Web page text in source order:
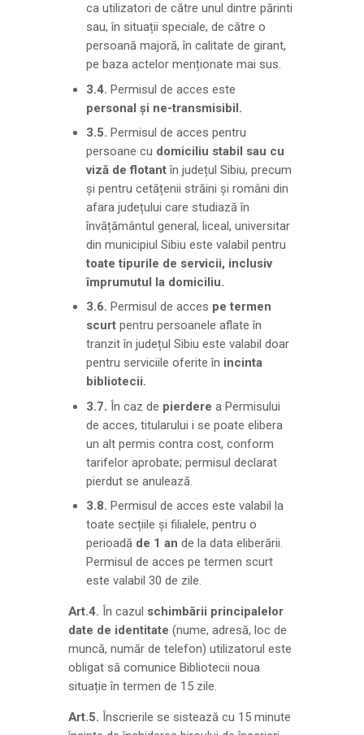
ca utilizatori de către unul dintre părinti
sau, în situații speciale, de către o
persoană majoră, în calitate de girant,
pe baza actelor menționate mai sus.
3.4. Permisul de acces este
personal și ne-transmisibil.
3.5. Permisul de acces pentru
persoane cu domiciliu stabil sau cu
viză de flotantîn județul Sibiu, precum
şi pentru cetățenii străini și români din
afara județului care studiază în
învățământul general, liceal, universitar
din municipiul Sibiu este valabil pentru
toate tipurile de servicii, inclusiv
împrumutul la domiciliu.
3.6. Permisul de acces pe termen
scurt pentru persoanele aflate în
tranzit în județul Sibiu este valabil doar
pentru serviciile oferite în incinta
bibliotecii.
3.7. În caz de pierdere a Permisului
de acces, titularului i se poate elibera
un alt permis contra cost, conform
tarifelor aprobate; permisul declarat
pierdut se anulează.
3.8. Permisul de acces este valabil la
toate secțiile şi filialele, pentru o
perioadă de 1 an de la data eliberării.
Permisul de acces pe termen scurt
este valabil 30 de zile.
Art.4. În cazul schimbării principalelor
date de identitate (nume, adresă, loc de
muncă, număr de telefon) utilizatorul este
obligat să comunice Bibliotecii noua
situație în termen de 15 zile.
Art.5. Înscrierile se sistează cu 15 minute